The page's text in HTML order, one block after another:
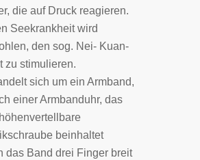
die auf Druck reagieren.
Seekrankheit wird
den sog. Nei- Kuan-
zu stimulieren.
sich um ein Armband,
einer Armbanduhr, das
beinhaltet
das Band drei Finger breit